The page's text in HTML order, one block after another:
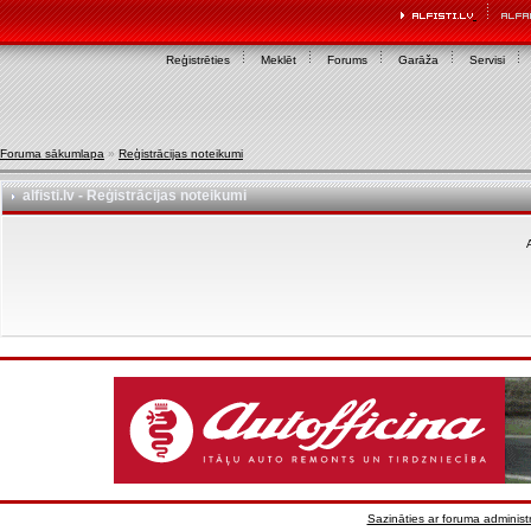
Reģistrēties Meklēt Forums Garāža Servisi
Foruma sākumlapa » Reģistrācijas noteikumi
alfisti.lv - Reģistrācijas noteikumi
Sazināties ar foruma